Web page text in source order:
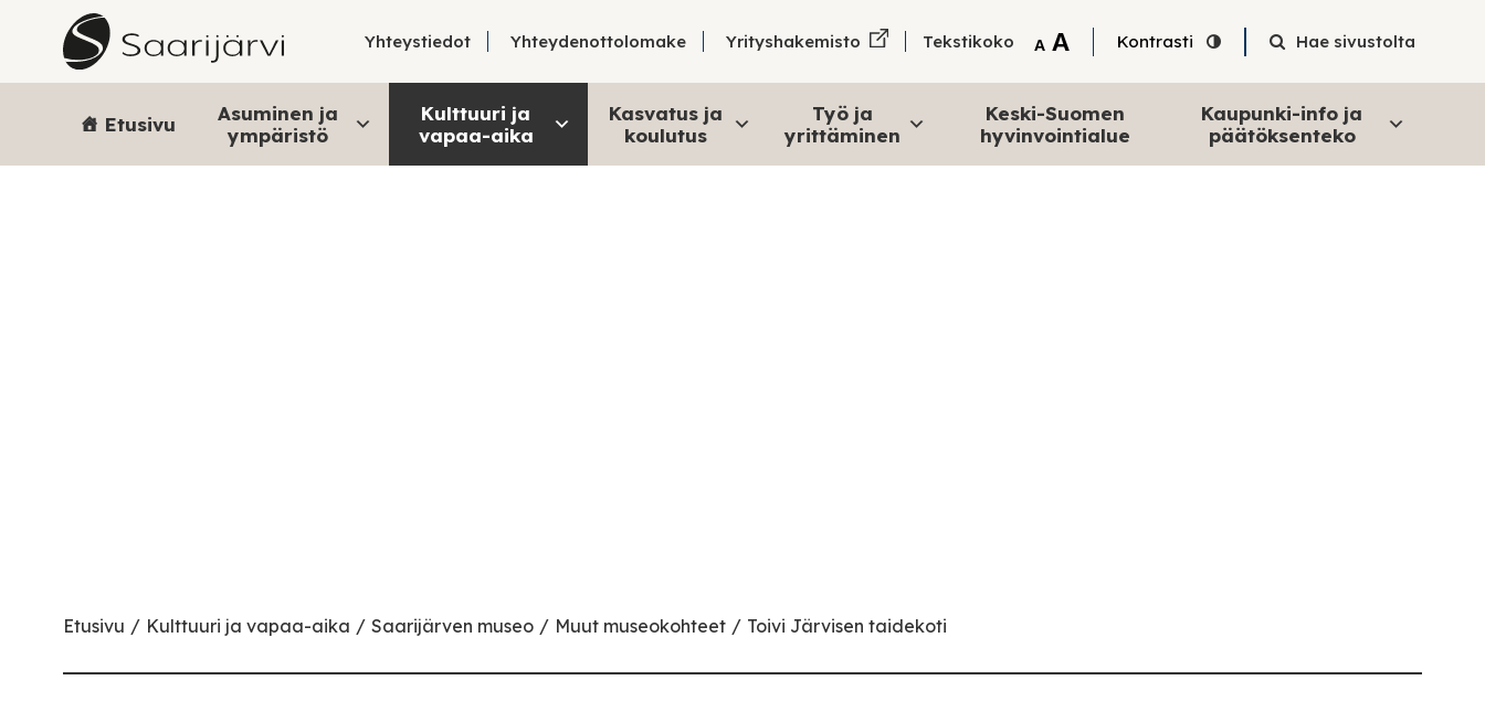
Skip to content
Yhteystiedot Yhteydenottolomake Yrityshakemisto Tekstikoko A Tekstin pienentäminen
A Tekstin suurentaminen
Kontrasti Hae sivustolta
Etusivu
Asuminen ja
ympäristö
Kulttuuri ja
vapaa-aika
Kasvatus ja
koulutus
Työ ja
yrittäminen
Keski-Suomen
hyvinvointialue
Kaupunki-info ja
päätöksenteko
Etusivu Kulttuuri ja vapaa-aika Saarijärven museo Muut museokohteet Toivi Järvisen taidekoti